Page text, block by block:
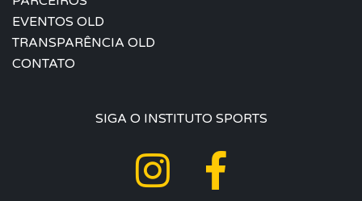
EVENTOS OLD
TRANSPARÊNCIA OLD
CONTATO
SIGA O INSTITUTO SPORTS